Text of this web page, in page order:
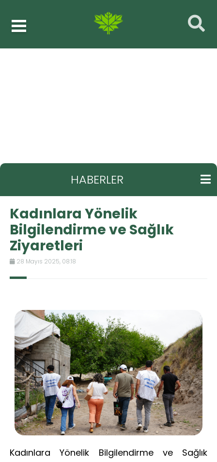
HABERLER
Kadınlara Yönelik
Bilgilendirme ve Sağlık
Ziyaretleri
28 Mayıs 2025, 08:18
Kadınlara Yönelik Bilgilendirme ve Sağlık